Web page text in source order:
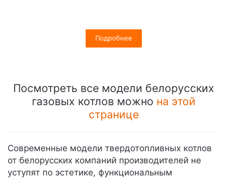
Подробнее
Посмотреть все модели белорусских
газовых котлов можно на этой
странице
Современные модели твердотопливных котлов
от белорусских компаний производителей не
уступят по эстетике, функциональным